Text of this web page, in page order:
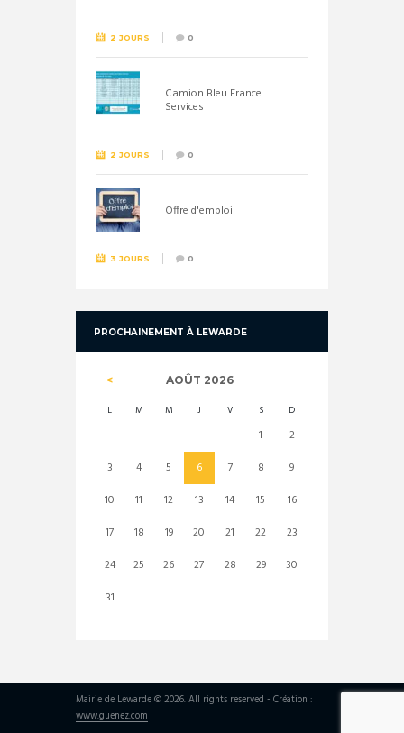
2 JOURS 0
Camion Bleu France
Services
2 JOURS 0
Offre d'emploi
3 JOURS 0
PROCHAINEMENT À LEWARDE
AOÛT 2026
L M M J V S D
1
2
3
4 5 6 7 8
9
10
11 12 13 14 15
16
17
18 19 20 21 22
23
24
25 26 27 28 29
30
31
Mairie de Lewarde © 2026. All rights reserved - Création :
www.guenez.com